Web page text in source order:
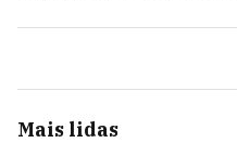
Mais lidas